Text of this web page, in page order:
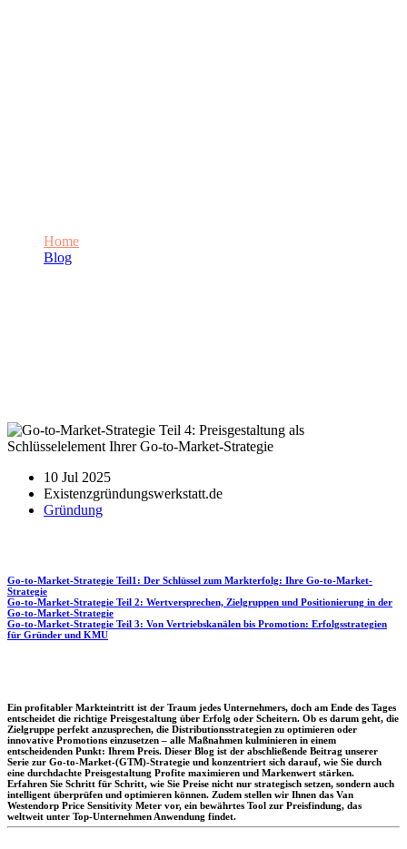
Home
Blog
10 Jul 2025
Existenzgründungswerkstatt.de
Gründung
Go-to-Market-Strategie Teil1: Der Schlüssel zum Markterfolg: Ihre Go-to-Market-
Strategie
Go-to-Market-Strategie Teil 2: Wertversprechen, Zielgruppen und Positionierung in der
Go-to-Market-Strategie
Go-to-Market-Strategie Teil 3: Von Vertriebskanälen bis Promotion: Erfolgsstrategien
für Gründer und KMU
Ein profitabler Markteintritt ist der Traum jedes Unternehmers, doch am Ende des Tages
entscheidet die richtige Preisgestaltung über Erfolg oder Scheitern. Ob es darum geht, die
Zielgruppe perfekt anzusprechen, die Distributionsstrategien zu optimieren oder
innovative Promotions einzusetzen – alle Maßnahmen kulminieren in einem
entscheidenden Punkt: Ihrem Preis. Dieser Blog ist der abschließende Beitrag unserer
Serie zur Go-to-Market-(GTM)-Strategie und konzentriert sich darauf, wie Sie durch
eine durchdachte Preisgestaltung Profite maximieren und Markenwert stärken.
Erfahren Sie Schritt für Schritt, wie Sie Preise nicht nur strategisch setzen, sondern auch
intelligent überprüfen und optimieren können. Zudem stellen wir Ihnen das Van
Westendorp Price Sensitivity Meter vor, ein bewährtes Tool zur Preisfindung, das
weltweit unter Top-Unternehmen Anwendung findet.